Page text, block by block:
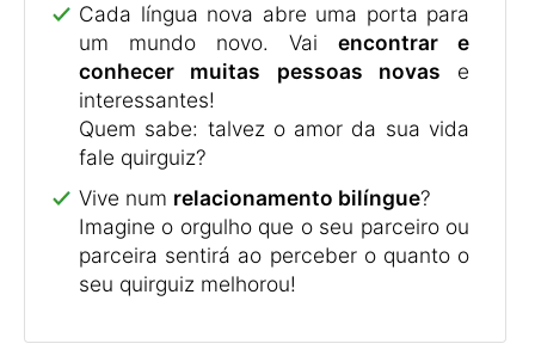
Cada língua nova abre uma porta para
um mundo novo. Vai encontrar e
conhecer muitas pessoas novas e
interessantes!
Quem sabe: talvez o amor da sua vida
fale quirguiz?
Vive num relacionamento bilíngue?
Imagine o orgulho que o seu parceiro ou
parceira sentirá ao perceber o quanto o
seu quirguiz melhorou!